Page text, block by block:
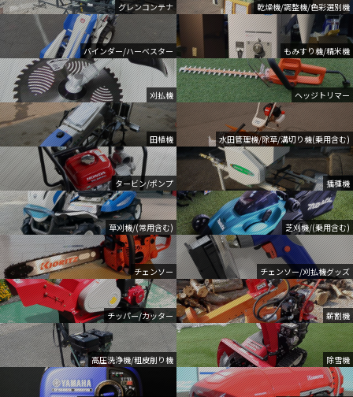
グレンコンテナ 乾燥機/調整機/色彩選別機
バインダー/ハーベスター もみすり機/精米機
刈払機 ヘッジトリマー
田植機 水田管理機/除草/溝切り機(乗用含む)
タービン/ポンプ 播種機
草刈機/(常用含む) 芝刈機/(乗用含む)
チェンソー チェンソー/刈払機グッズ
チッパー/カッター 薪割機
高圧洗浄機/粗皮削り機 除雪機